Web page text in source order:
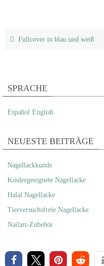
Fullcover in blau und weiß
SPRACHE
Español English
NEUESTE BEITRÄGE
Nagellackkunde
Kindergeeignete Nagellacke
Halal Nagellacke
Tierversuchsfreie Nagellacke
Nailart-Zubehör